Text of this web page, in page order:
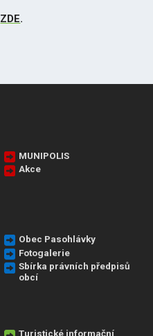
ZDE.
MUNIPOLIS
Akce
Obec Pasohlávky
Fotogalerie
Sbírka právních předpisů
obcí
Turistické informační